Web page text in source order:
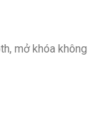
mở khóa không